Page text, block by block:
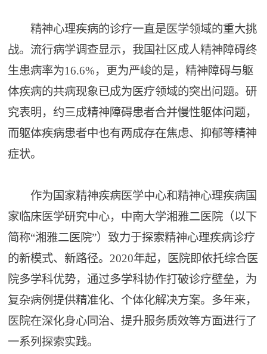
精神心理疾病的诊疗一直是医学领域的重大挑
战。流行病学调查显示，我国社区成人精神障碍终
生患病率为16.6%，更为严峻的是，精神障碍与躯
体疾病的共病现象已成为医疗领域的突出问题。研
究表明，约三成精神障碍患者合并慢性躯体问题，
而躯体疾病患者中也有两成存在焦虑、抑郁等精神
症状。
作为国家精神疾病医学中心和精神心理疾病国
家临床医学研究中心，中南大学湘雅二医院（以下
简称“湘雅二医院”）致力于探索精神心理疾病诊疗
的新模式、新路径。2020年起，医院即依托综合医
院多学科优势，通过多学科协作打破诊疗壁垒，为
复杂病例提供精准化、个体化解决方案。多年来，
医院在深化身心同治、提升服务质效等方面进行了
一系列探索实践。